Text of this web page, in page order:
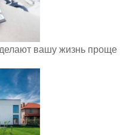
вашу жизнь проще